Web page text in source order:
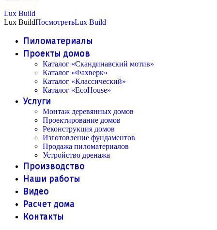
Lux Build
Lux BuildПосмотретьLux Build
Пиломатериалы
Проекты домов
Каталог «Скандинавский мотив»
Каталог «Фахверк»
Каталог «Классический»
Каталог «EcoHouse»
Услуги
Монтаж деревянных домов
Проектирование домов
Реконструкция домов
Изготовление фундаментов
Продажа пиломатериалов
Устройство дренажа
Производство
Наши работы
Видео
Расчет дома
Контакты